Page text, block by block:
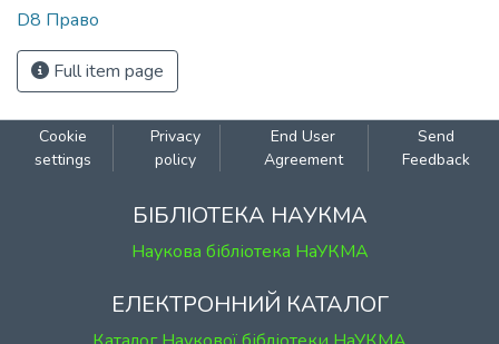
D8 Право
Full item page
Cookie
settings
Privacy
policy
End User
Agreement
Send
Feedback
БІБЛІОТЕКА НАУКМА
Наукова бібліотека НаУКМА
ЕЛЕКТРОННИЙ КАТАЛОГ